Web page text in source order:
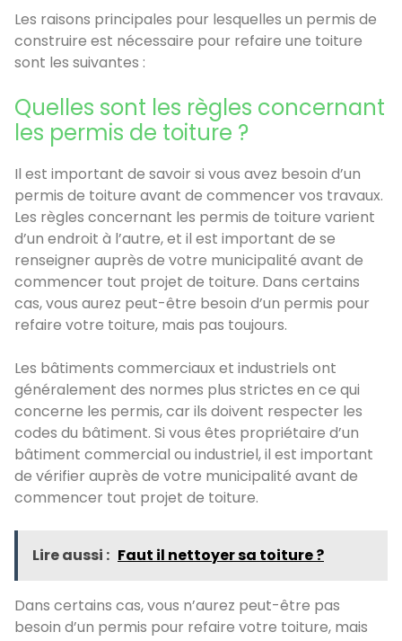
Les raisons principales pour lesquelles un permis de
construire est nécessaire pour refaire une toiture
sont les suivantes :
Quelles sont les règles concernant
les permis de toiture ?
Il est important de savoir si vous avez besoin d’un
permis de toiture avant de commencer vos travaux.
Les règles concernant les permis de toiture varient
d’un endroit à l’autre, et il est important de se
renseigner auprès de votre municipalité avant de
commencer tout projet de toiture. Dans certains
cas, vous aurez peut-être besoin d’un permis pour
refaire votre toiture, mais pas toujours.
Les bâtiments commerciaux et industriels ont
généralement des normes plus strictes en ce qui
concerne les permis, car ils doivent respecter les
codes du bâtiment. Si vous êtes propriétaire d’un
bâtiment commercial ou industriel, il est important
de vérifier auprès de votre municipalité avant de
commencer tout projet de toiture.
Lire aussi : Faut il nettoyer sa toiture ?
Dans certains cas, vous n’aurez peut-être pas
besoin d’un permis pour refaire votre toiture, mais